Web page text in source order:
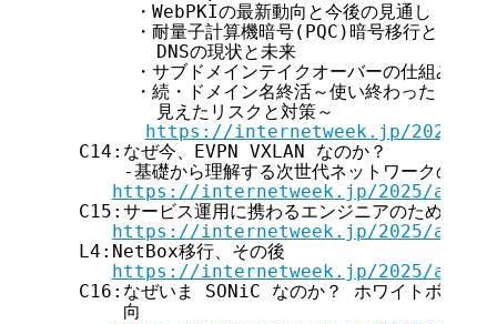
       ・WebPKIの最新動向と今後の見通し
・耐量子計算機暗号(PQC)暗号移行と「暗
         DNSの現状と未来
・サブドメインテイクオーバーの仕組みと実
・続・ドメイン名終活～使い終わったドメイ
         見えたリスクと対策～
https://internetweek.jp/2025/
  C14:なぜ今、EVPN VXLAN なのか？
-基礎から理解する次世代ネットワークのコア
https://internetweek.jp/2025/
C15:サービス運用に携わるエンジニアのための「
https://internetweek.jp/2025/
  L4:NetBox移行、その後
https://internetweek.jp/2025/
C16:なぜいま SONiC なのか？ ホワイトボック
      向